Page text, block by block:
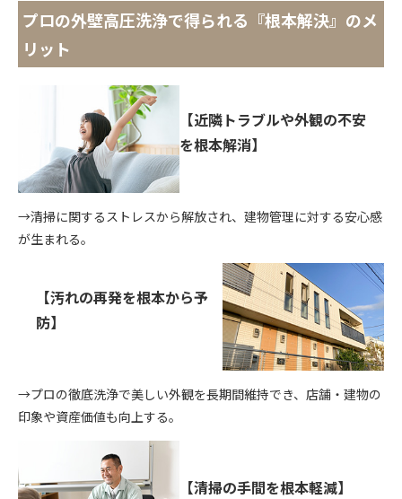
プロの外壁高圧洗浄で得られる『根本解決』のメ
リット
【近隣トラブルや外観の不安
を根本解消】
→清掃に関するストレスから解放され、建物管理に対する安心感
が生まれる。
【汚れの再発を根本から予
防】
→プロの徹底洗浄で美しい外観を長期間維持でき、店舗・建物の
印象や資産価値も向上する。
【清掃の手間を根本軽減】